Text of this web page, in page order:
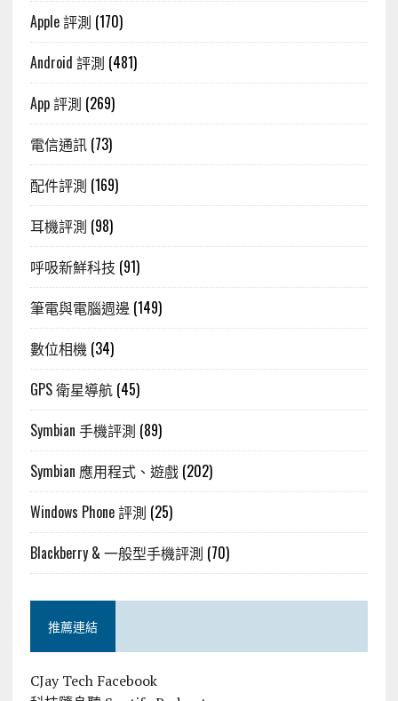
Apple 評測 (170)
Android 評測 (481)
App 評測 (269)
電信通訊(73)
配件評測 (169)
耳機評測 (98)
呼吸新鮮科技 (91)
筆電與電腦週邊 (149)
數位相機(34)
GPS 衛星導航(45)
Symbian 手機評測 (89)
Symbian 應用程式、遊戲(202)
Windows Phone 評測 (25)
Blackberry & 一般型手機評測 (70)
推薦連結
CJay Tech Facebook